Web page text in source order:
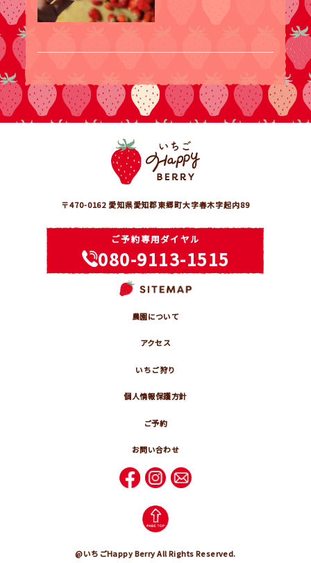
〒470-0162 愛知県愛知郡東郷町大字春木字起内89
ご予約専用ダイヤル
080-9113-1515
農園について
アクセス
いちご狩り
個人情報保護方針
ご予約
お問い合わせ
@いちごHappy Berry All Rights Reserved.